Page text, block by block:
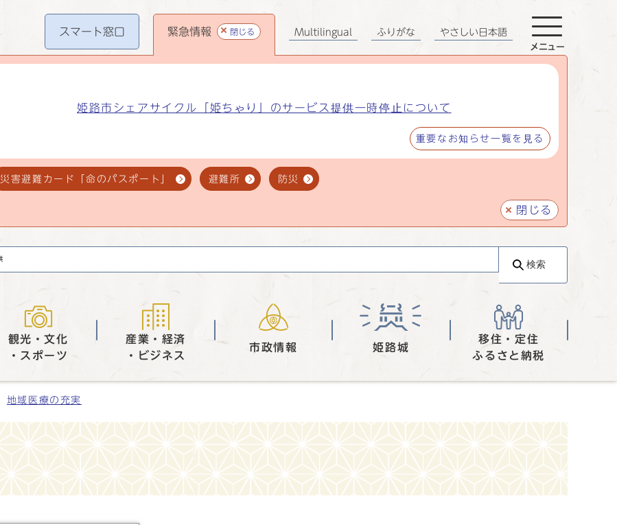
スマート窓口 緊急情報 閉じる
姫路市シェアサイクル「姫ちゃり」のサービス提供一時停止について
重要なお知らせ一覧を見る
災害避難カード「命のパスポート」 避難所 防災
閉じる
Multilingual ふりがな やさしい日本語
メニュー
検索
観光・文化
・スポーツ
産業・経済
・ビジネス
市政情報 姫路城
移住・定住
ふるさと納税
地域医療の充実